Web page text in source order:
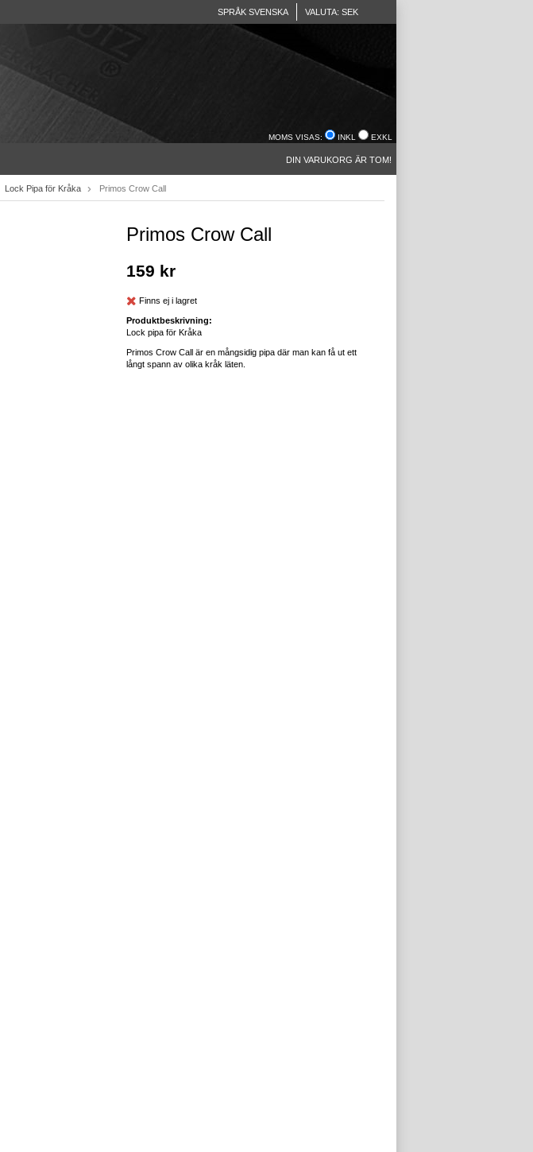
SPRÅK SVENSKA VALUTA: SEK
MOMS VISAS: INKL EXKL
DIN VARUKORG ÄR TOM!
Lock Pipa för Kråka Primos Crow Call
Primos Crow Call
159 kr
Finns ej i lagret
Produktbeskrivning:
Lock pipa för Kråka
Primos Crow Call är en mångsidig pipa där man kan få ut ett
långt spann av olika kråk läten.